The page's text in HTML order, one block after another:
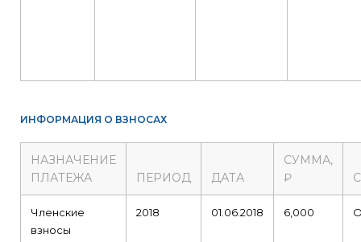
ИНФОРМАЦИЯ О ВЗНОСАХ
НАЗНАЧЕНИЕ
ПЛАТЕЖА
ПЕРИОД ДАТА
СУММА,
₽
Членские
взносы
2018 01.06.2018 6,000